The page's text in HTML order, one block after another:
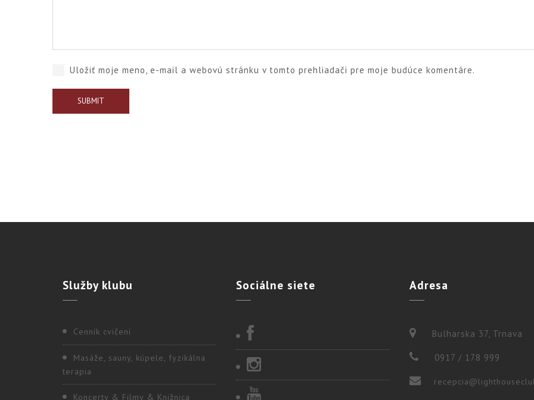
Uložiť moje meno, e-mail a webovú stránku v tomto prehliadači pre moje budúce komentáre.
Službyklubu
Cenník cvičení
Masáže, sauny, kúpele, fyzikálna
terapia
Koncerty & Filmy & Knižnica
Sociálne siete Adresa
Bulharska 37, Trnava
0917 / 178 999